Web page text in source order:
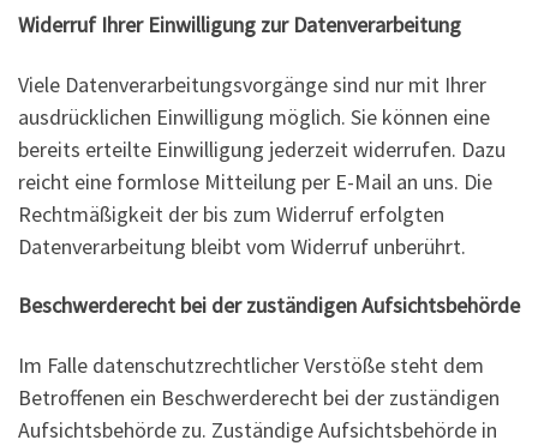
Widerruf Ihrer Einwilligung zur Datenverarbeitung
Viele Datenverarbeitungsvorgänge sind nur mit Ihrer
ausdrücklichen Einwilligung möglich. Sie können eine
bereits erteilte Einwilligung jederzeit widerrufen. Dazu
reicht eine formlose Mitteilung per E-Mail an uns. Die
Rechtmäßigkeit der bis zum Widerruf erfolgten
Datenverarbeitung bleibt vom Widerruf unberührt.
Beschwerderecht bei der zuständigen Aufsichtsbehörde
Im Falle datenschutzrechtlicher Verstöße steht dem
Betroffenen ein Beschwerderecht bei der zuständigen
Aufsichtsbehörde zu. Zuständige Aufsichtsbehörde in